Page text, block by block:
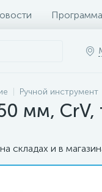
Ручной инструмент
мм,
складах и в